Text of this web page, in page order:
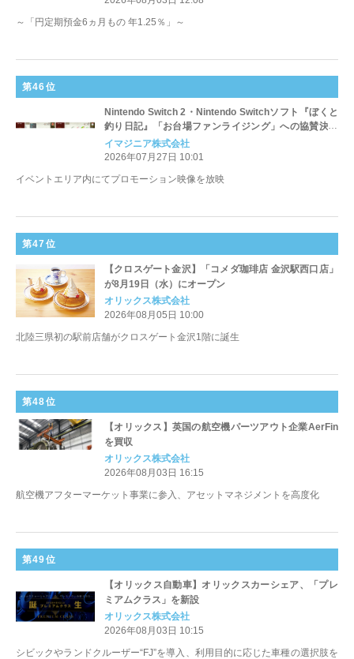
～「円定期預金6ヵ月もの 年1.25％」～
第46位
Nintendo Switch 2・Nintendo Switchソフト『ぼくと
釣り日記』「お台場ファンライジング」への協賛決定
のお知らせ
イマジニア株式会社
2026年07月27日 10:01
イベントエリア内にてプロモーション映像を放映
第47位
【クロスゲート金沢】「コメダ珈琲店 金沢駅西口店」
が8月19日（水）にオープン
オリックス株式会社
2026年08月05日 10:00
北陸三県初の駅前店舗がクロスゲート金沢1階に誕生
第48位
【オリックス】英国の航空機パーツアウト企業AerFin
を買収
オリックス株式会社
2026年08月03日 16:15
航空機アフターマーケット事業に参入、アセットマネジメントを高度化
第49位
【オリックス自動車】オリックスカーシェア、「プレ
ミアムクラス」を新設
オリックス株式会社
2026年08月03日 10:15
シビックやランドクルーザー“FJ”を導入、利用目的に応じた車種の選択肢を